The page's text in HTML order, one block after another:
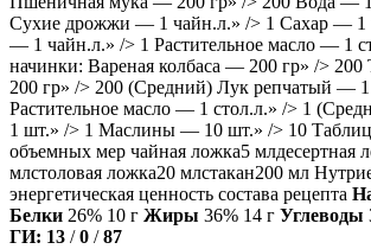
Сухие дрожжи — 1 чайн.л.» /> 1 Сахар — 1
— 1 чайн.л.» /> 1 Растительное масло — 1
начинки: Вареная колбаса — 200 гр» />
200 гр» /> 200 (Средний) Лук репчатый — 1
Растительное масло — 1 стол.л.» /> 1
1 шт.» /> 1 Маслины — 10 шт.» /> 10
объемных мер чайная ложка5 млдесертная
млстоловая ложка20 млстакан200 мл
энергетическая ценность состава рецепта
Белки 26% 10 г Жиры 36% 14 г Углеводы
ГИ: 13 /0 /87